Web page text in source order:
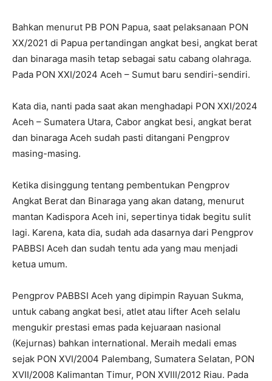
Bahkan menurut PB PON Papua, saat pelaksanaan PON
XX/2021 di Papua pertandingan angkat besi, angkat berat
dan binaraga masih tetap sebagai satu cabang olahraga.
Pada PON XXI/2024 Aceh – Sumut baru sendiri-sendiri.
Kata dia, nanti pada saat akan menghadapi PON XXI/2024
Aceh – Sumatera Utara, Cabor angkat besi, angkat berat
dan binaraga Aceh sudah pasti ditangani Pengprov
masing-masing.
Ketika disinggung tentang pembentukan Pengprov
Angkat Berat dan Binaraga yang akan datang, menurut
mantan Kadispora Aceh ini, sepertinya tidak begitu sulit
lagi. Karena, kata dia, sudah ada dasarnya dari Pengprov
PABBSI Aceh dan sudah tentu ada yang mau menjadi
ketua umum.
Pengprov PABBSI Aceh yang dipimpin Rayuan Sukma,
untuk cabang angkat besi, atlet atau lifter Aceh selalu
mengukir prestasi emas pada kejuaraan nasional
(Kejurnas) bahkan international. Meraih medali emas
sejak PON XVI/2004 Palembang, Sumatera Selatan, PON
XVII/2008 Kalimantan Timur, PON XVIII/2012 Riau. Pada